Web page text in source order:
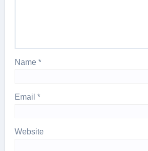
Name*
Email*
Website